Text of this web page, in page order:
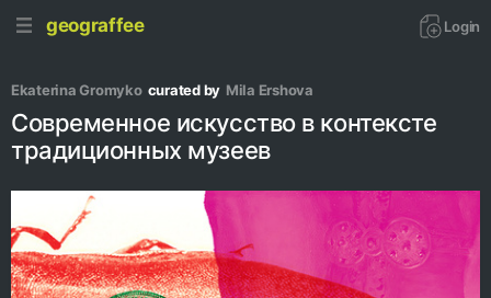
geograffee Login
Ekaterina Gromyko curated by Mila Ershova
Современное искусство в контексте
традиционных музеев